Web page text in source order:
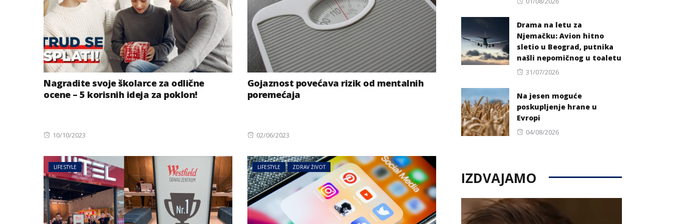
Nagradite svoje školarce za odlične
ocene – 5 korisnih ideja za poklon!
Posted
10/10/2023
Gojaznost povećava rizik od mentalnih
poremećaja
Posted
02/06/2023
LIFESTYLE LIFESTYLE ZDRAV ŽIVOT
Drama na letu za
Njemačku: Avion hitno
sletio u Beograd, putnika
našli nepomičnog u toaletu
Posted
31/07/2026
Na jesen moguće
poskupljenje hrane u
Evropi
Posted
04/08/2026
IZDVAJAMO